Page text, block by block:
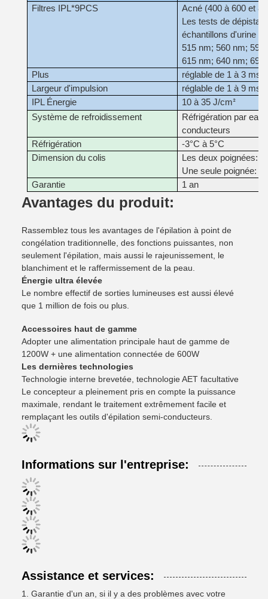
Filtres IPL*9PCS
Acné (400 à 600 et
Les tests de
échantillons d'urine et
515 nm; 560 nm; 590
615 nm; 640 nm; 695
Plus
réglable de 1 à 3 ms
Largeur d'impulsion
réglable de 1 à 9 ms
IPL Énergie
10 à 35 J/cm²
Système de refroidissement
Réfrigération par
conducteurs
Réfrigération
-3°C à 5°C
Dimension du colis
Les deux poignées:
Une seule poignée:
Garantie
1 an
Avantages du produit:
Rassemblez tous les avantages de l'épilation à point de
congélation traditionnelle, des fonctions puissantes, non
seulement l'épilation, mais aussi le rajeunissement, le
blanchiment et le raffermissement de la peau.
Énergie ultra élevée
Le nombre effectif de sorties lumineuses est aussi élevé
que 1 million de fois ou plus.
Accessoires haut de gamme
Adopter une alimentation principale haut de gamme de
1200W + une alimentation connectée de 600W
Les dernières technologies
Technologie interne brevetée, technologie AET facultative
Le concepteur a pleinement pris en compte la puissance
maximale, rendant le traitement extrêmement facile et
remplaçant les outils d'épilation semi-conducteurs.
Informations sur l'entreprise:
Assistance et services:
1. Garantie d'un an, si il y a des problèmes avec votre